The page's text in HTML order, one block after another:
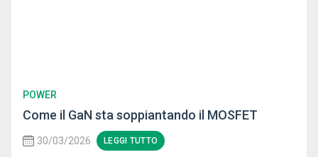
POWER
Come il GaN sta soppiantando il MOSFET
30/03/2026 LEGGI TUTTO